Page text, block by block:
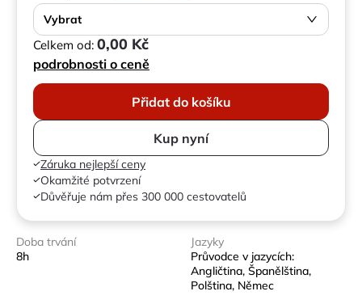
Vybrat
Celkem od: 0,00 Kč
podrobnosti o ceně
Přidat do košíku
Kup nyní
Záruka nejlepší ceny
Okamžité potvrzení
Důvěřuje nám přes 300 000 cestovatelů
Doba trvání
8h
Jazyky
Průvodce v jazycích:
Angličtina, Španělština,
Polština, Němec